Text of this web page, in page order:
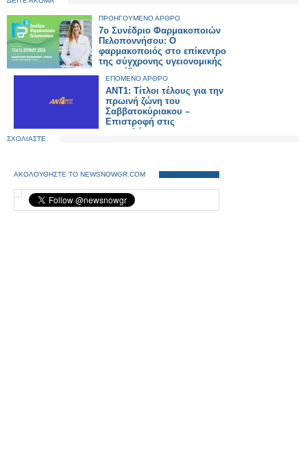
ΠΡΟΗΓΟΥΜΕΝΟ ΑΡΘΡΟ
7ο Συνέδριο Φαρμακοποιών
Πελοποννήσου: Ο
φαρμακοποιός στο επίκεντρο
της σύγχρονης υγειονομικής
φροντίδας
ΕΠΟΜΕΝΟ ΑΡΘΡΟ
ΑΝΤ1: Τίτλοι τέλους για την
πρωινή ζώνη του
Σαββατοκύριακου –
Επιστροφή στις
επαναλήψεις...
ΣΧΟΛΙΑΣΤΕ
ΑΚΟΛΟΥΘΗΣΤΕ ΤΟ NEWSNOWGR.COM